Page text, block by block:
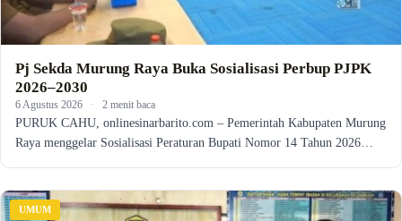
Pj Sekda Murung Raya Buka Sosialisasi Perbup PJPK
2026–2030
6 Agustus 2026 · 2 menit baca
PURUK CAHU, onlinesinarbarito.com – Pemerintah Kabupaten Murung
Raya menggelar Sosialisasi Peraturan Bupati Nomor 14 Tahun 2026…
UMUM